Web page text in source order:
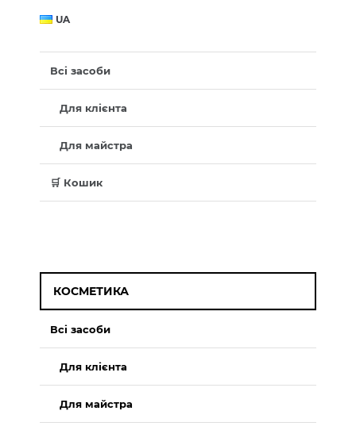
UA
Всі засоби
Для клієнта
Для майстра
🛒 Кошик
КОСМЕТИКА
Всі засоби
Для клієнта
Для майстра